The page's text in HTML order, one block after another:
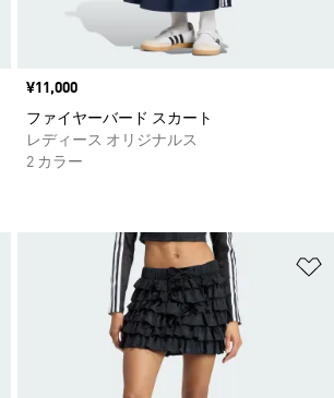
価格
¥11,000
ファイヤーバード スカート
レディース オリジナルス
2 カラー
ほしいものリストに追加